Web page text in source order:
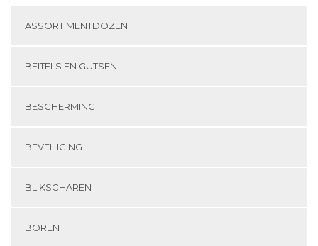
ASSORTIMENTDOZEN
BEITELS EN GUTSEN
BESCHERMING
BEVEILIGING
BLIKSCHAREN
BOREN